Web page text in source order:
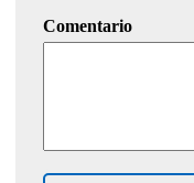
Comentario